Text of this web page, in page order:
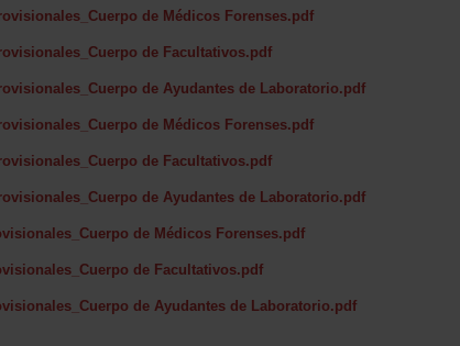
de Médicos Forenses.pdf
de Facultativos.pdf
de Ayudantes de Laboratorio.pdf
de Médicos Forenses.pdf
de Facultativos.pdf
de Ayudantes de Laboratorio.pdf
de Médicos Forenses.pdf
de Facultativos.pdf
de Ayudantes de Laboratorio.pdf